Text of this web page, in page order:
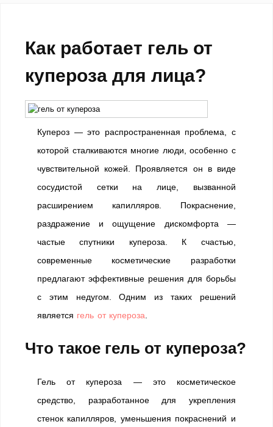
Как работает гель от
купероза для лица?
Купероз — это распространенная проблема, с
которой сталкиваются многие люди, особенно с
чувствительной кожей. Проявляется он в виде
сосудистой сетки на лице, вызванной
расширением капилляров. Покраснение,
раздражение и ощущение дискомфорта —
частые спутники купероза. К счастью,
современные косметические разработки
предлагают эффективные решения для борьбы
с этим недугом. Одним из таких решений
является гель от купероза
Что такое гель от купероза?
Гель от купероза — это косметическое
средство, разработанное для укрепления
стенок капилляров, уменьшения покраснений и